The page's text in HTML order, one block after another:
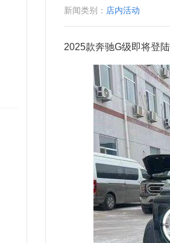
新闻类别： 店内活动
2025款奔驰G级即将登